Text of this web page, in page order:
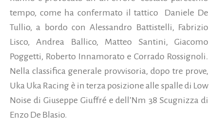
tempo, come ha confermato il tattico Daniele De
Tullio, a bordo con Alessandro Battistelli, Fabrizio
Lisco, Andrea Ballico, Matteo Santini, Giacomo
Poggetti, Roberto Innamorato e Corrado Rossignoli.
Nella classifica generale provvisoria, dopo tre prove,
Uka Uka Racing è in terza posizione alle spalle di Low
Noise di Giuseppe Giuffré e dell’Nm 38 Scugnizza di
Enzo De Blasio.